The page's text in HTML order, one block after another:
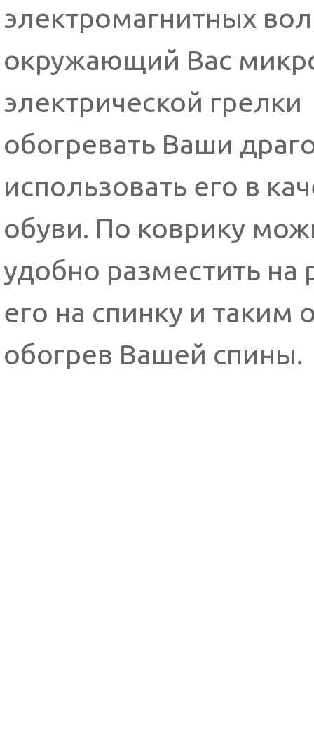
электромагнитных
окружающий Вас
электрической
обогревать Ваши
использовать его в
обуви. По коврику
удобно разместить
его на спинку и таким
обогрев Вашей спины.